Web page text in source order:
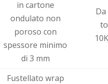
in cartone
ondulato non
poroso con
spessore minimo
di 3 mm
Da
to
Fustellato wrap